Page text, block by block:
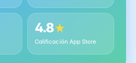
4.8★
Calificación App Store